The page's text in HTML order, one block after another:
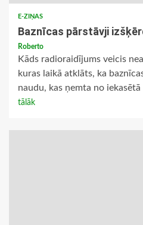
E-ZIŅAS
Baznīcas pārstāvji
Roberto
Kāds radioraidījums veicis
kuras laikā atklāts, ka
naudu, kas ņemta no
tālāk